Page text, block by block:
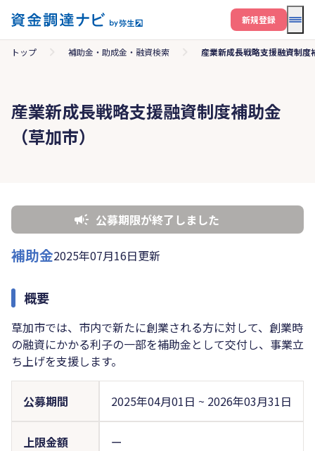
メ
新規登録
トップ 補助金・助成金・融資検索 産業新成長戦略支援融資制度
産業新成長戦略支援融資制度補助金
（草加市）
公募期限が終了しました
補助金2025年07月16日更新
概要
草加市では、市内で新たに創業される方に対して、創業時
の融資にかかる利子の一部を補助金として交付し、事業立
ち上げを支援します。
公募期間 2025年04月01日 ~ 2026年03月31日
上限金額 ー